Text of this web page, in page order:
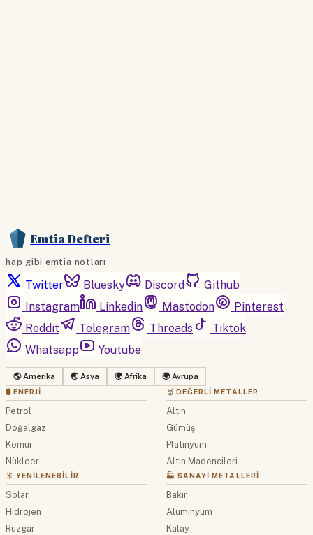
Emtia Defteri
hap gibi emtia notları
Twitter Bluesky Discord
Github
Instagram
Linkedin Mastodon
Pinterest
Reddit
Telegram Threads
Tiktok
Whatsapp
Youtube
🌎 Amerika 🌏 Asya 🌍 Afrika 🌍 Avrupa
🛢 ENERJI
Petrol
Doğalgaz
Kömür
Nükleer
☀️ YENILENEBILIR
Solar
Hidrojen
Rüzgar
🥇 DEĞERLI METALLER
Altın
Gümüş
Platinyum
Altın Madencileri
🏭 SANAYI METALLERI
Bakır
Alüminyum
Kalay